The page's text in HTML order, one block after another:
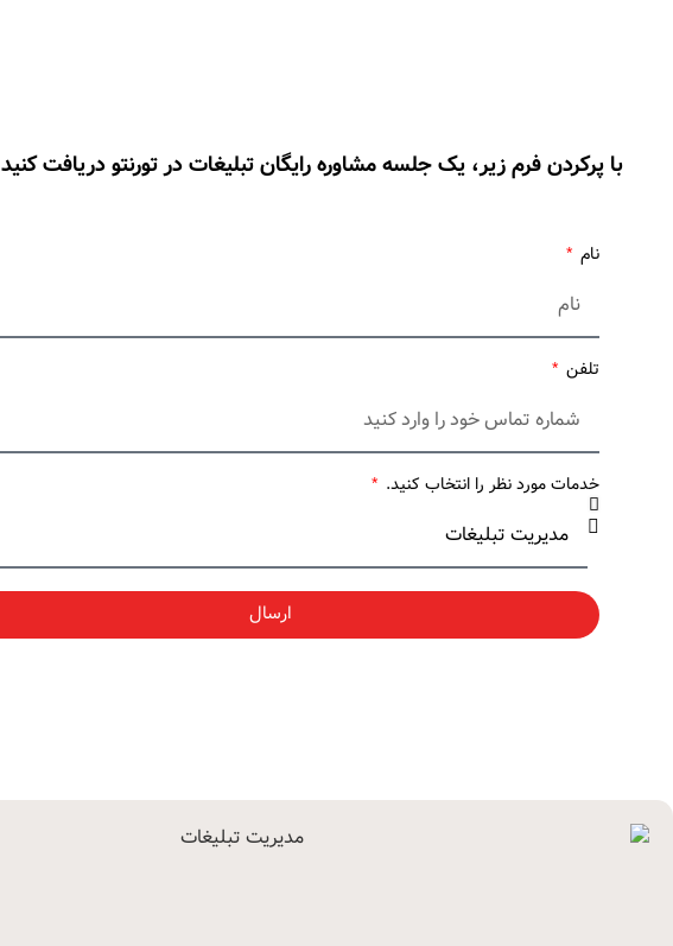
با پرکردن فرم زیر، یک جلسه مشاوره رایگان تبلیغات در تورنتو دریافت کنید
نام
تلفن
خدمات مورد نظر را انتخاب کنید.
ارسال